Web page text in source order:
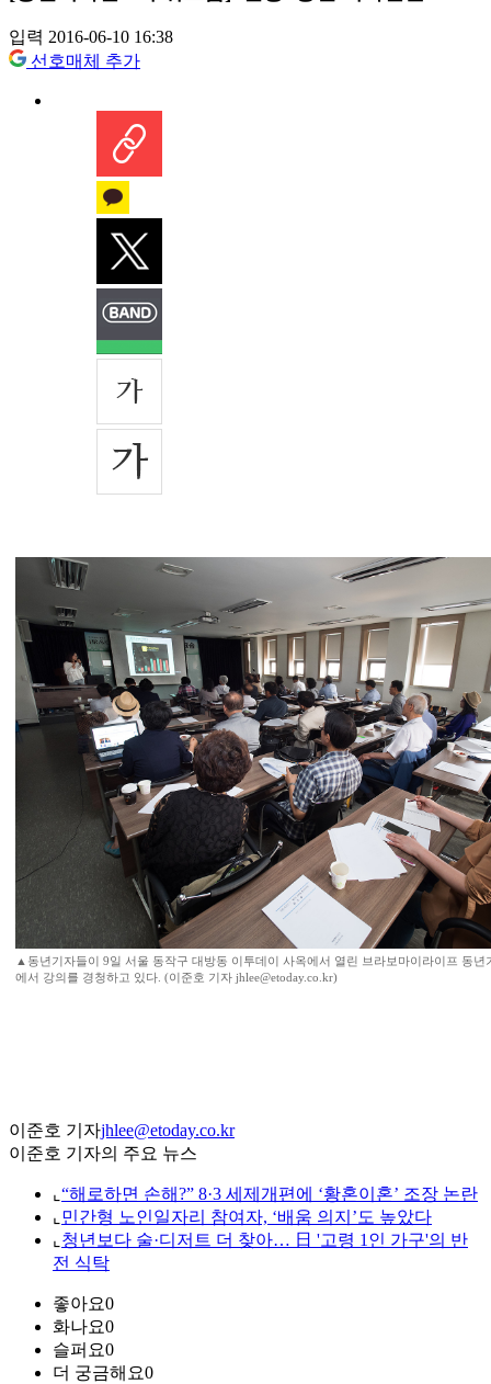
입력 2016-06-10 16:38
선호매체 추가
▲동년기자들이 9일 서울 동작구 대방동 이투데이 사옥에서 열린 브라보마이라이프 동년
에서 강의를 경청하고 있다. (이준호 기자 jhlee@etoday.co.kr)
이준호 기자jhlee@etoday.co.kr
이준호 기자의 주요 뉴스
⌞ “해로하면 손해?” 8·3 세제개편에 ‘황혼이혼’ 조장 논란
⌞ 민간형 노인일자리 참여자, ‘배움 의지’도 높았다
⌞ 청년보다 술·디저트 더 찾아… 日 '고령 1인 가구'의 반
전 식탁
좋아요0
화나요0
슬퍼요0
더 궁금해요0